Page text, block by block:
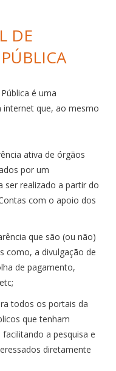
DE
é uma
internet que, ao mesmo
ativa de órgãos
por um
ser realizado a partir do
com o apoio dos
que são (ou não)
como, a divulgação de
de pagamento,
todos os portais da
que tenham
a pesquisa e
diretamente